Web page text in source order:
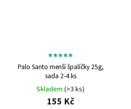
Palo Santo menší špalíčky 25g,
sada 2-4 ks
Skladem (>3 ks)
155 Kč